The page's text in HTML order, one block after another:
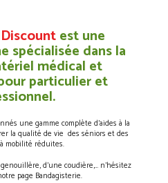
Discountest une
spécialisée dans la
médical et
particulier et
une gamme complète d’aides à la
la qualité de vie des séniors et des
mobilité réduites.
d’une coudière,… n’hésitez
page Bandagisterie.